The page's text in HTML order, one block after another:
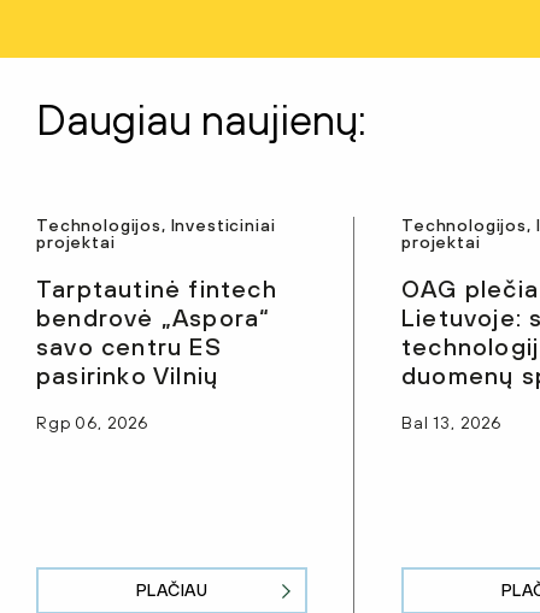
Daugiau naujienų:
Technologijos, Investiciniai
projektai
Tarptautinė fintech
bendrovė „Aspora“
savo centru ES
pasirinko Vilnių
Rgp 06, 2026
PLAČIAU
Technologijos,
projektai
OAG
Lietuvoje:
duomenų
Bal 13, 2026